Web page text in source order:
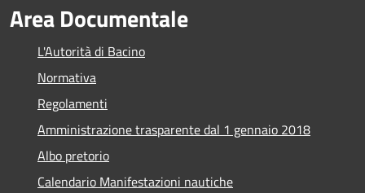
Area Documentale
L'Autorità di Bacino
Normativa
Regolamenti
Amministrazione trasparente dal 1 gennaio 2018
Albo pretorio
Calendario Manifestazioni nautiche